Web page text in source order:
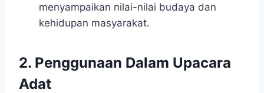
menyampaikan nilai-nilai budaya dan
kehidupan masyarakat.
2. Penggunaan Dalam Upacara
Adat